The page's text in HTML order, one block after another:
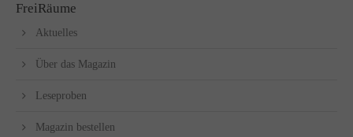
FreiRäume
Aktuelles
Über das Magazin
Leseproben
Magazin bestellen